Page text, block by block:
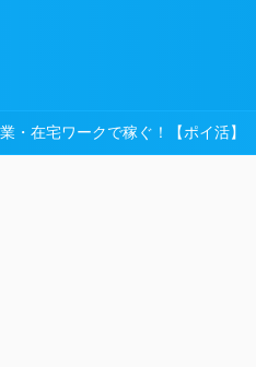
・在宅ワークで稼ぐ！【ポイ活】